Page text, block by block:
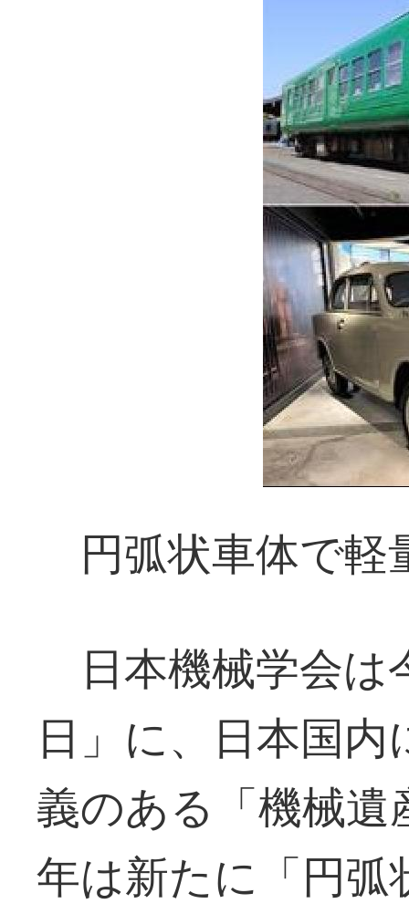
円弧状車体で
日本機械学会は
日」に、日本国
義のある「機械
年は新たに「円弧